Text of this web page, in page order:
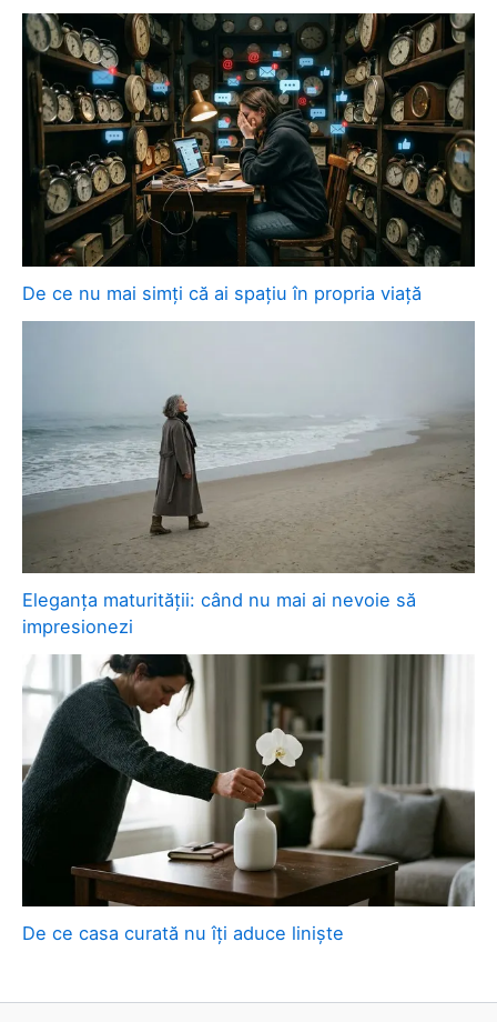
De ce nu mai simți că ai spațiu în propria viață
Eleganța maturității: când nu mai ai nevoie să
impresionezi
De ce casa curată nu îți aduce liniște